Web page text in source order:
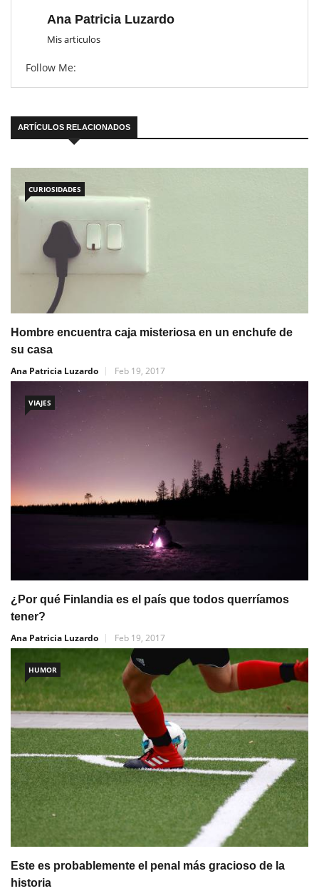
Ana Patricia Luzardo
Mis articulos
Follow Me:
ARTÍCULOS RELACIONADOS
CURIOSIDADES
Hombre encuentra caja misteriosa en un enchufe de
su casa
Ana Patricia Luzardo
Feb 19, 2017
VIAJES
¿Por qué Finlandia es el país que todos querríamos
tener?
Ana Patricia Luzardo
Feb 19, 2017
HUMOR
Este es probablemente el penal más gracioso de la
historia